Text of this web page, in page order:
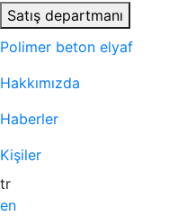
Satış departmanı
Polimer beton elyaf
Hakkımızda
Haberler
Kişiler
tr
en